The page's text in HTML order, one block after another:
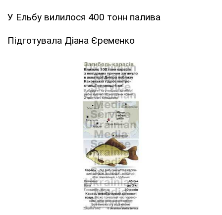
У Ельбу вилилося 400 тонн палива
Підготувала Діана Єременко